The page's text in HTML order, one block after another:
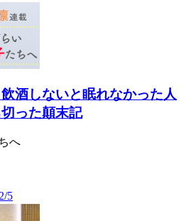
酒しないと眠れなかった人
った顛末記
へ
5